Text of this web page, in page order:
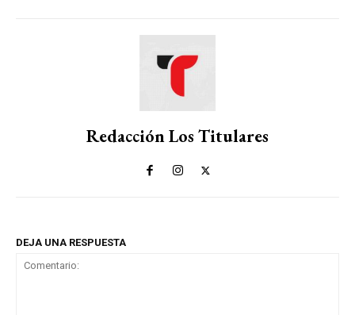
Redacción Los Titulares
DEJA UNA RESPUESTA